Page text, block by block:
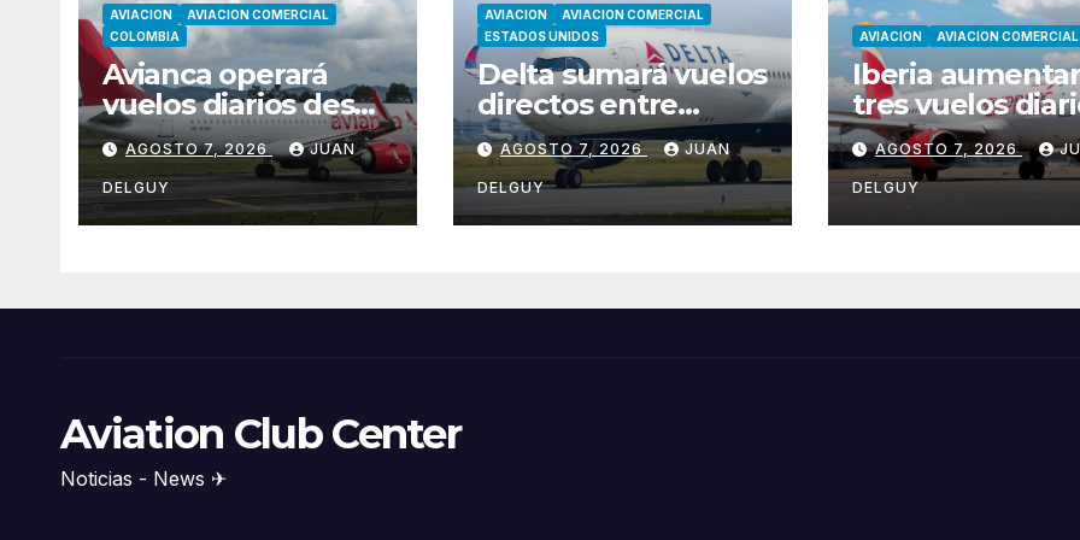
AVIACION
AVIACION COMERCIAL
COLOMBIA
Avianca operará
vuelos diarios desde
Montevideo y
Asunción hacia
Bogotá
AGOSTO 7, 2026 JUAN
DELGUY
AVIACION
AVIACION COMERCIAL
ESTADOS UNIDOS
Delta sumará vuelos
directos entre
Seattle y Tokio-
Narita desde marzo
de 2027
AGOSTO 7, 2026 JUAN
DELGUY
AVIACION AVIACION COMERCIAL
Iberia
tres vuelos
entre Madrid y
Menorca
invierno
AGOSTO 7, 2026
DELGUY
Aviation Club Center
Noticias - News ✈